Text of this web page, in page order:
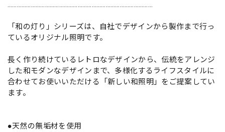
「和の灯り」シリーズは、自社でデザインから製作まで行っ
ているオリジナル照明です。
長く作り続けているレトロなデザインから、伝統をアレンジ
した和モダンなデザインまで、多様化するライフスタイルに
合わせてお使いいただける「新しい和照明」をご提案してい
ます。
●天然の無垢材を使用